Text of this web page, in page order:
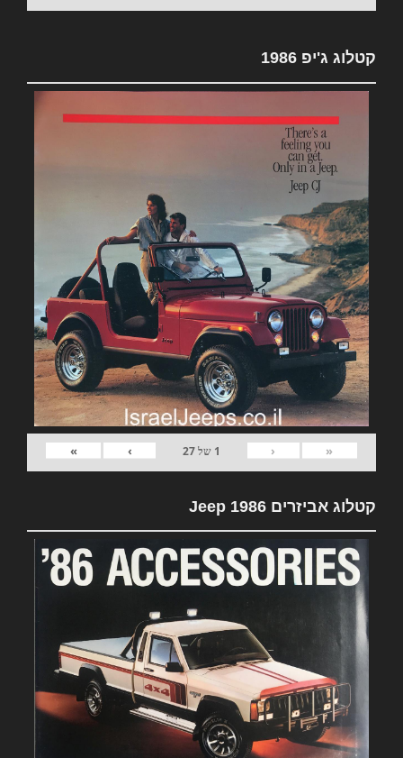
קטלוג ג'יפ 1986
«
‹
1 של27
›
»
קטלוג אביזרים Jeep 1986